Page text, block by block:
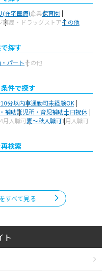
(在宅医療)企業保育園
薬局・ドラッグストアその他
探す
パートその他
件で探す
分以内車通勤可未経験OK
補助託児所・育児補助土日祝休
月入職可夏～秋入職可1月入職可
検索
すべて見る
ト